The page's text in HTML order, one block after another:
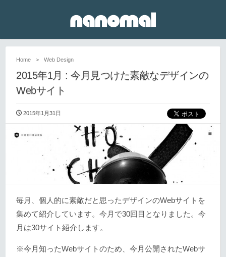
Home > Web Design
2015年1月 : 今月見つけた素敵なデザインの
Webサイト
2015年1月31日
毎月、個人的に素敵だと思ったデザインのWebサイトを
集めて紹介しています。今月で30回目となりました。今
月は30サイト紹介します。
※今月知ったWebサイトのため、今月公開されたWebサ